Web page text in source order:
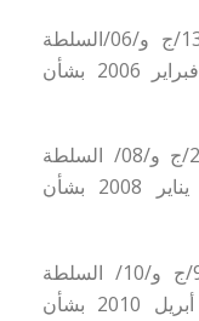
/ج و/06/السلطة
الصادر في 02 فبراير 2006 بشأن
/ج و/08/ السلطة
الصادر في 19 يناير 2008 بشأن
/ج و/10/ السلطة
الصادر في 21 أبريل 2010 بشأن